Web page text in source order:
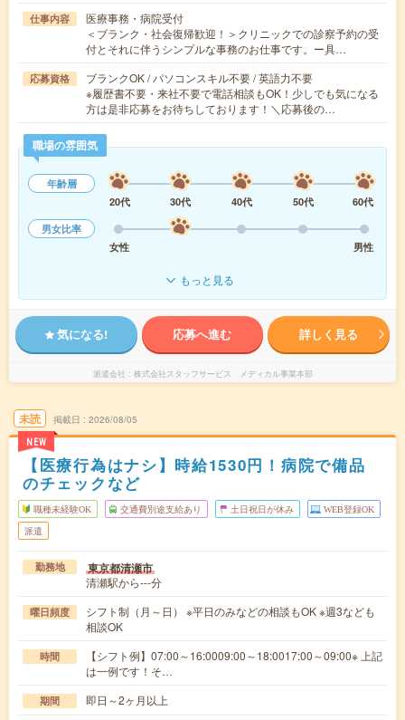
仕事内容
医療事務・病院受付
＜ブランク・社会復帰歓迎！＞クリニックでの診察予約の受
付とそれに伴うシンプルな事務のお仕事です。ー具…
応募資格
ブランクOK / パソコンスキル不要 / 英語力不要
※履歴書不要・来社不要で電話相談もOK！少しでも気になる
方は是非応募をお待ちしております！＼応募後の…
職場の雰囲気
年齢層
20代
30代 40代 50代
60代
男女比率
女性
男性
もっと見る
気になる! 応募へ進む 詳しく見る
派遣会社 株式会社スタッフサービス メディカル事業本部
未読
NEW
掲載日 2026/08/05
【医療行為はナシ】時給1530円！病院で備品
のチェックなど
職種未経験OK 交通費別途支給あり 土日祝日が休み WEB登録OK
派遣
勤務地 東京都清瀬市
清瀬駅から---分
曜日頻度
シフト制（月～日） ※平日のみなどの相談もOK ※週3なども
相談OK
時間
【シフト例】07:00～16:0009:00～18:0017:00～09:00※ 上記
は一例です！そ…
期間 即日～2ヶ月以上